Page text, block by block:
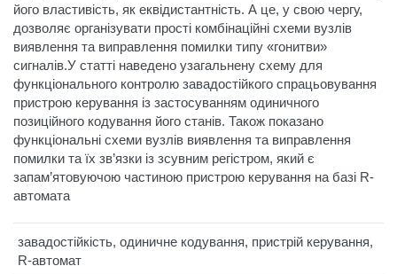
його властивість, як еквідистантність. А це, у свою чергу,
дозволяє організувати прості комбінаційні схеми вузлів
виявлення та виправлення помилки типу «гонитви»
сигналів.У статті наведено узагальнену схему для
функціонального контролю завадостійкого спрацьовування
пристрою керування із застосуванням одиничного
позиційного кодування його станів. Також показано
функціональні схеми вузлів виявлення та виправлення
помилки та їх зв’язки із зсувним регістром, який є
запам’ятовуючою частиною пристрою керування на базі R-
автомата
завадостійкість, одиничне кодування, пристрій керування,
R-автомат